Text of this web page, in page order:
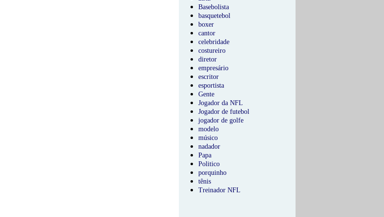
Basebolista
basquetebol
boxer
cantor
celebridade
costureiro
diretor
empresário
escritor
esportista
Gente
Jogador da NFL
Jogador de futebol
jogador de golfe
modelo
músico
nadador
Papa
Politico
porquinho
tênis
Treinador NFL